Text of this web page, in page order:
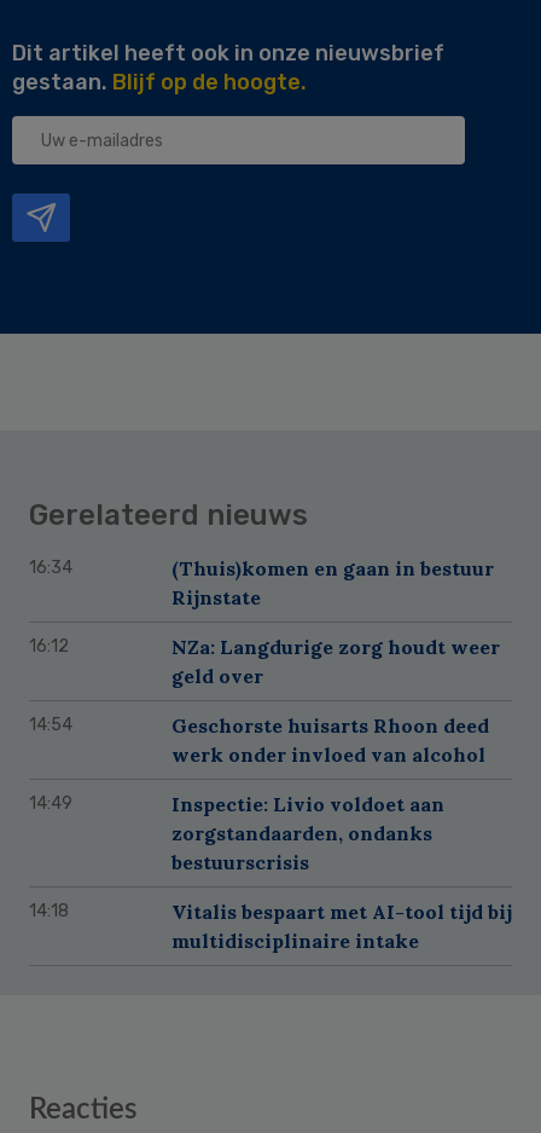
Dit artikel heeft ook in onze nieuwsbrief
gestaan. Blijf op de hoogte.
Uw
Gerelateerd nieuws
16:34
(Thuis)komen en gaan in bestuur
Rijnstate
16:12
NZa: Langdurige zorg houdt weer
geld over
14:54
Geschorste huisarts Rhoon deed
werk onder invloed van alcohol
14:49
Inspectie: Livio voldoet aan
zorgstandaarden, ondanks
bestuurscrisis
14:18
Vitalis bespaart met AI-tool tijd bij
multidisciplinaire intake
Reader
Reacties